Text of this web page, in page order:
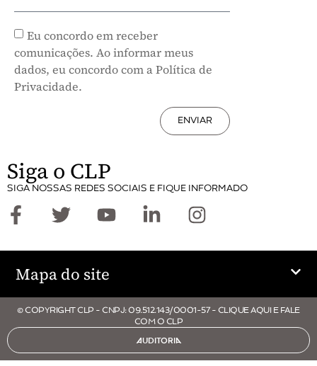
Eu concordo em receber
comunicações. Ao informar meus
dados, eu concordo com a Política de
Privacidade.
ENVIAR
Siga o CLP
SIGA NOSSAS REDES SOCIAIS E FIQUE INFORMADO
Mapa do site
© COPYRIGHT CLP - CNPJ: 09.512.143/0001-57 - CLIQUE AQUI E FALE
COM O CLP
AUDITORIA